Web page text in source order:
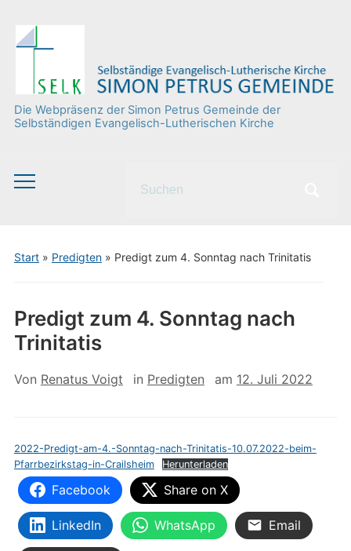
Die Webpräsenz der Simon Petrus Gemeinde der
Selbständigen Evangelisch-Lutherischen Kirche
Toggle
for:
Start» Predigten» Predigt zum 4. Sonntag nach Trinitatis
Predigt zum 4. Sonntag nach
Trinitatis
Von Renatus Voigt in Predigten am 12. Juli 2022
2022-Predigt-am-4.-Sonntag-nach-Trinitatis-10.07.2022-beim-
Pfarrbezirkstag-in-Crailsheim
Herunterladen
Facebook Share on X
LinkedIn WhatsApp Email